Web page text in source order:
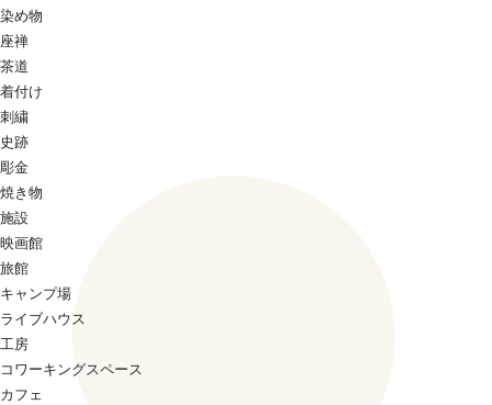
染め物
座禅
茶道
着付け
刺繍
史跡
彫金
焼き物
施設
映画館
旅館
キャンプ場
ライブハウス
工房
コワーキングスペース
カフェ